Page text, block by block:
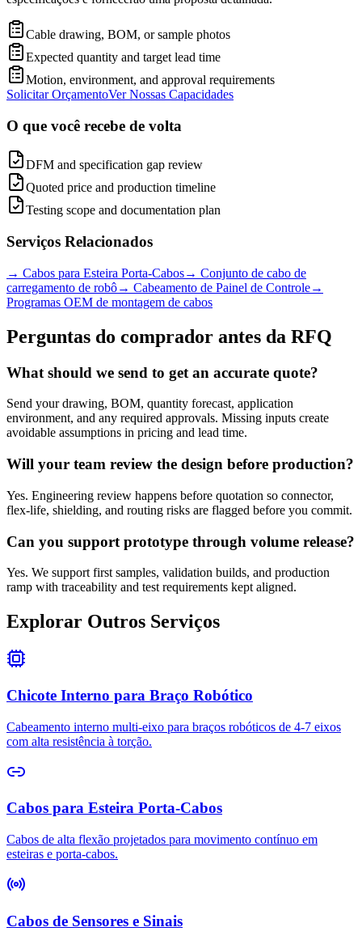
Cable drawing, BOM, or sample photos
Expected quantity and target lead time
Motion, environment, and approval requirements
Solicitar OrçamentoVer Nossas Capacidades
O que você recebe de volta
DFM and specification gap review
Quoted price and production timeline
Testing scope and documentation plan
Serviços Relacionados
→ Cabos para Esteira Porta-Cabos→ Conjunto de cabo de
carregamento de robô→ Cabeamento de Painel de Controle→
Programas OEM de montagem de cabos
Perguntas do comprador antes da RFQ
What should we send to get an accurate quote?
Send your drawing, BOM, quantity forecast, application
environment, and any required approvals. Missing inputs create
avoidable assumptions in pricing and lead time.
Will your team review the design before production?
Yes. Engineering review happens before quotation so connector,
flex-life, shielding, and routing risks are flagged before you commit.
Can you support prototype through volume release?
Yes. We support first samples, validation builds, and production
ramp with traceability and test requirements kept aligned.
Explorar Outros Serviços
Chicote Interno para Braço Robótico
Cabeamento interno multi-eixo para braços robóticos de 4-7 eixos
com alta resistência à torção.
Cabos para Esteira Porta-Cabos
Cabos de alta flexão projetados para movimento contínuo em
esteiras e porta-cabos.
Cabos de Sensores e Sinais